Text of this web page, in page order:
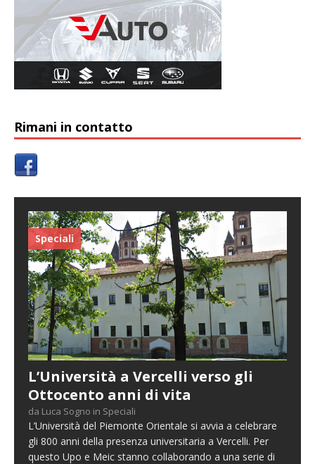
Rimani in contatto
Speciali
L’Università a Vercelli verso gli
Ottocento anni di vita
da Luca Sogno in Speciali
L’Università del Piemonte Orientale si avvia a celebrare
gli 800 anni della presenza universitaria a Vercelli. Per
questo Upo e Meic stanno collaborando a una serie di